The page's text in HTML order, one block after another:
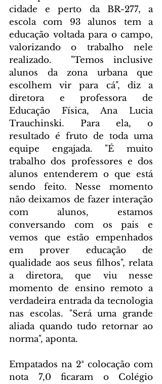
cidade e perto da BR-277, a
escola com 93 alunos tem a
educação voltada para o campo,
valorizando o trabalho nele
realizado.  "Temos inclusive
alunos da zona urbana que
escolhem vir para cá", diz a
diretora e professora de
Educação Física, Ana Lucia
Trauchinski. Para ela, o
resultado é fruto de toda uma
equipe engajada. "É muito
trabalho dos professores e dos
alunos entenderem o que está
sendo feito. Nesse momento
não deixamos de fazer interação
com alunos, estamos
conversando com os pais e
vemos que estão empenhados
em prover educação de
qualidade aos seus filhos", relata
a diretora, que viu nesse
momento de ensino remoto a
verdadeira entrada da tecnologia
nas escolas. "Será uma grande
aliada quando tudo retornar ao
norma", aponta.
Empatados na 2ª colocação com
nota 7,0 ficaram o Colégio